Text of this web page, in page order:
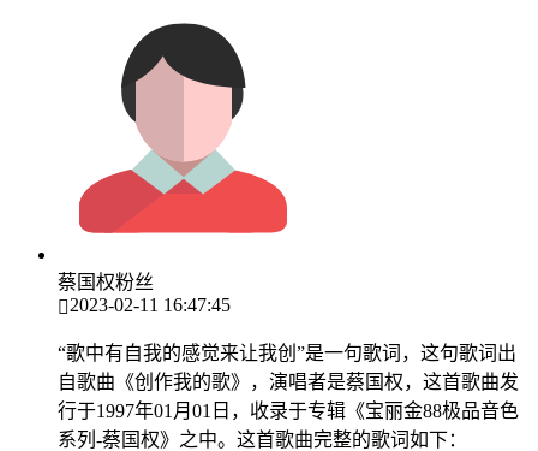
蔡国权粉丝
2023-02-11 16:47:45
“歌中有自我的感觉来让我创”是一句歌词，这句歌词出
自歌曲《创作我的歌》，演唱者是蔡国权，这首歌曲发
行于1997年01月01日，收录于专辑《宝丽金88极品音色
系列-蔡国权》之中。这首歌曲完整的歌词如下：